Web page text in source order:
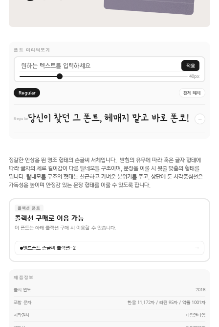
폰트 미리써보기
적용
40px
Regular 전체 해제
Regular당신이 찾던 그 폰트, 헤매지 말고 바로 폰코! −
정갈한 인상을 띈 명조 형태의 손글씨 서체입니다. 받침의 유무에 따라 혹은 글자 형태에
따라 글자의 세로 길이감이 다른 탈네모틀 구조이며, 문장을 이룰 시 윗줄 맞춤의 형태를
띕니다. 탈네모틀 구조의 형태는 친근하고 가벼운 분위기를 주고, 상단에 둔 시각중심선은
가독성을 높이며 안정감 있는 문장 형태를 이룰 수 있도록 합니다.
콜렉션 폰트
콜렉션 구매로 이용 가능
이 폰트는 아래 콜렉션 구매 시 이용할 수 있습니다.
앤드폰트 손글씨 콜렉션-2 →
제품정보
출시 연도 2018
포함 문자 한글 11,172자 / 라틴 95자 / 약물 1001자
저작권사 타입앤타입